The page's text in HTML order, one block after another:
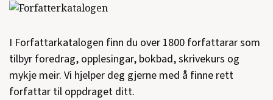
I Forfattarkatalogen finn du over 1800 forfattarar som
tilbyr foredrag, opplesingar, bokbad, skrivekurs og
mykje meir. Vi hjelper deg gjerne med å finne rett
forfattar til oppdraget ditt.